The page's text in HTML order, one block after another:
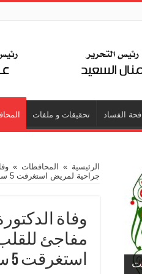
الفساد تحقيقات و ملفات
الرئيسية » المحافظات »
جراحية لمريض استغرقت 5 ساعات
وفاة
مفاجئ
استغرقت 5 ساعات